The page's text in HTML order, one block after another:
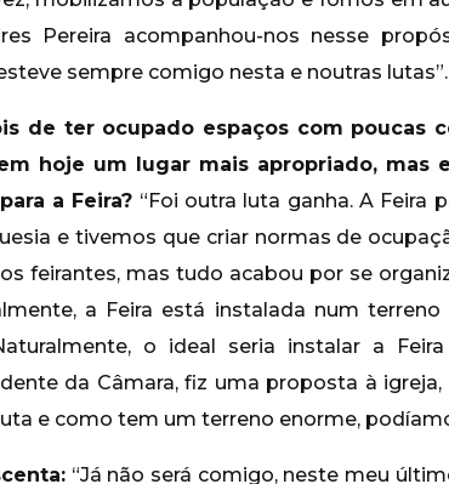
Pereira acompanhou-nos nesse
sempre comigo nesta e noutras lutas”.
de ter ocupado espaços com poucas
hoje um lugar mais apropriado, mas
a Feira? “Foi outra luta ganha. A Feira
e tivemos que criar normas de
feirantes, mas tudo acabou por se
a Feira está instalada num
o ideal seria instalar a
da Câmara, fiz uma proposta à
e como tem um terreno enorme,
“Já não será comigo, neste meu